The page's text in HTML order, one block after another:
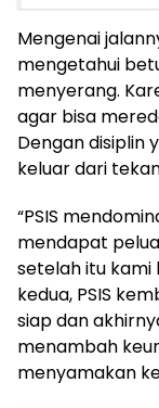
Mengenai
mengetahui
menyerang.
agar bisa
Dengan disiplin
keluar dari
“PSIS
mendapat
setelah itu kami
kedua, PSIS
siap dan
menambah
menyamakan